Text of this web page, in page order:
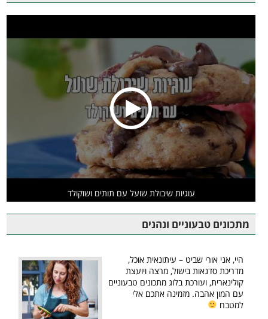
עוגיות שיבולת שועל עם תותים ושוקולד
מתכונים טבעוניים ונהנים
היי, אני אורי שביט – עיתונאית אוכל,
מדריכת סדנאות בישול, מרצה ויועצת
קולינארית, ועורכת בלוג מתכונים טבעוניים
עם המון אהבה. מזמינה אתכם אלי
למטבח